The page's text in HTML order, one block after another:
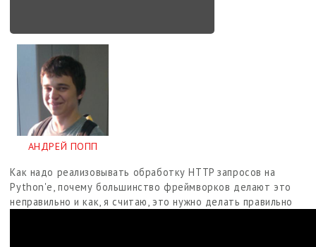
АНДРЕЙ ПОПП
Как надо реализовывать обработку HTTP запросов на
Python'е, почему большинство фреймворков делают это
неправильно и как, я считаю, это нужно делать правильно